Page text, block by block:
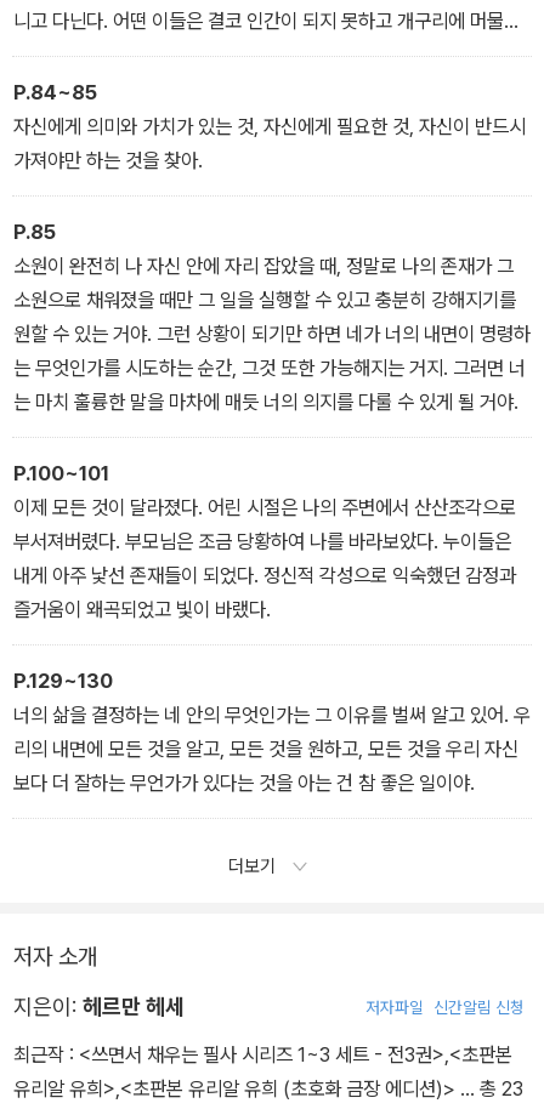
니고 다닌다. 어떤 이들은 결코 인간이 되지 못하고 개구리에 머물고,
도마뱀에 머물고, 개미에 머문다. 어떤 이들은 상체는 인간인데 하체
는 물고기다. 하지만 그 모두가 자연이 인간을 만들기 위해 던진 결과
물이다.
P.84~85
자신에게 의미와 가치가 있는 것, 자신에게 필요한 것, 자신이 반드시
가져야만 하는 것을 찾아.
P.85
소원이 완전히 나 자신 안에 자리 잡았을 때, 정말로 나의 존재가 그
소원으로 채워졌을 때만 그 일을 실행할 수 있고 충분히 강해지기를
원할 수 있는 거야. 그런 상황이 되기만 하면 네가 너의 내면이 명령하
는 무엇인가를 시도하는 순간, 그것 또한 가능해지는 거지. 그러면 너
는 마치 훌륭한 말을 마차에 매듯 너의 의지를 다룰 수 있게 될 거야.
P.100~101
이제 모든 것이 달라졌다. 어린 시절은 나의 주변에서 산산조각으로
부서져버렸다. 부모님은 조금 당황하여 나를 바라보았다. 누이들은
내게 아주 낯선 존재들이 되었다. 정신적 각성으로 익숙했던 감정과
즐거움이 왜곡되었고 빛이 바랬다.
P.129~130
너의 삶을 결정하는 네 안의 무엇인가는 그 이유를 벌써 알고 있어. 우
리의 내면에 모든 것을 알고, 모든 것을 원하고, 모든 것을 우리 자신
보다 더 잘하는 무언가가 있다는 것을 아는 건 참 좋은 일이야.
더보기
저자 소개
지은이: 헤르만 헤세 저자파일 신간알림 신청
최근작 : <쓰면서 채우는 필사 시리즈 1~3 세트 - 전3권>,<초판본
유리알 유희>,<초판본 유리알 유희 (초호화 금장 에디션)> … 총 23